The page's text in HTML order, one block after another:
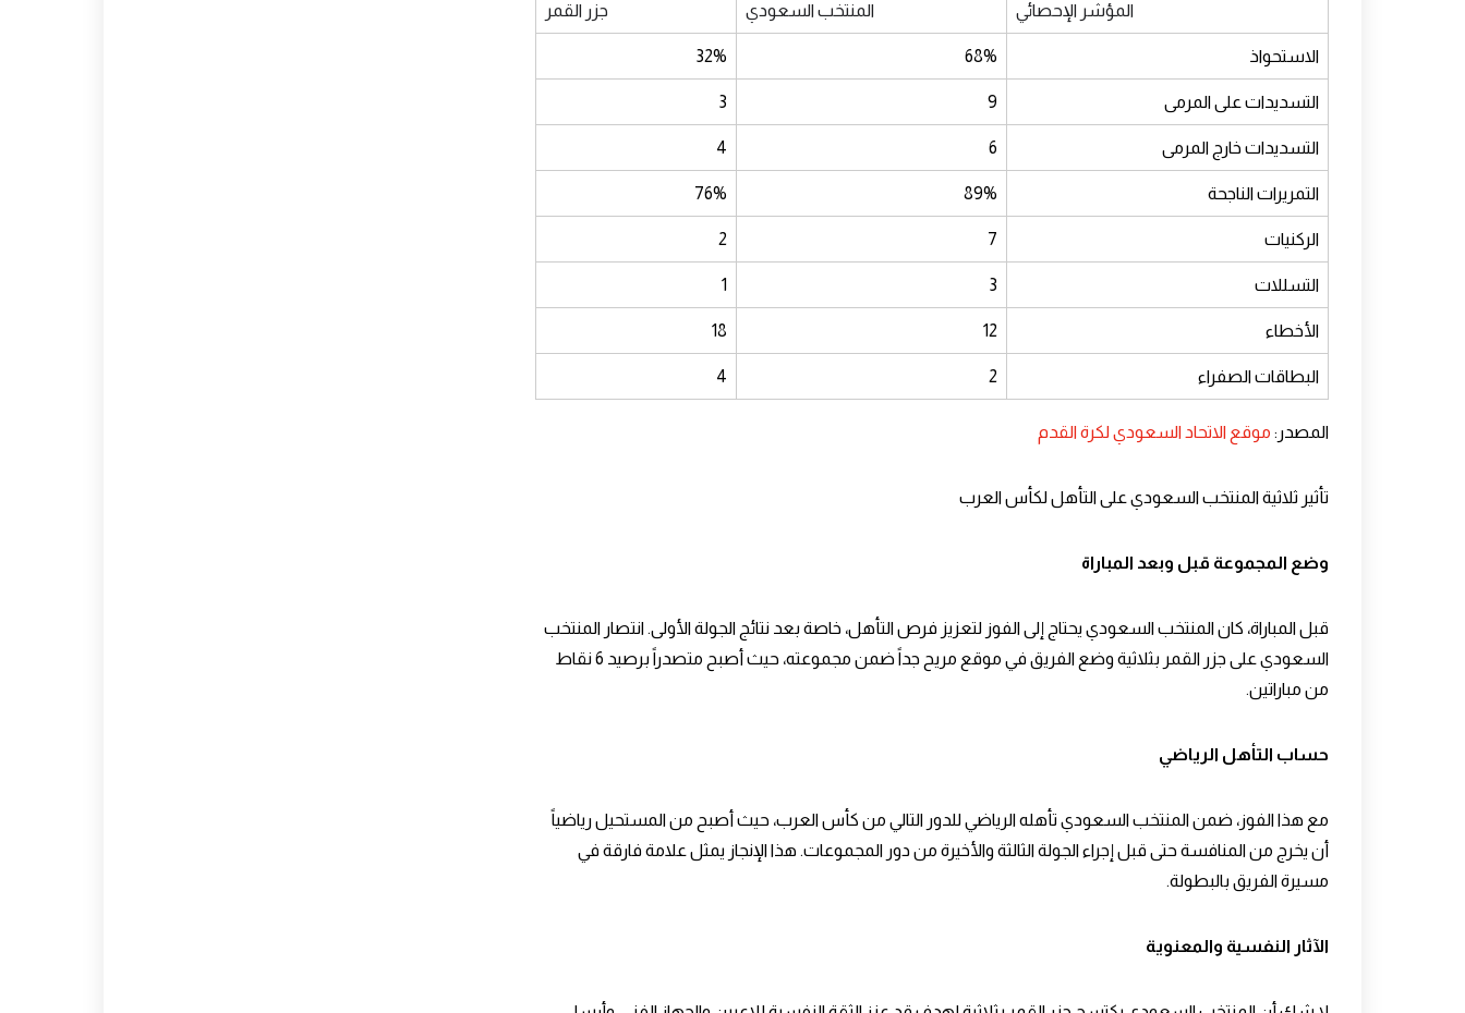
المؤشر الإحصائي المنتخب السعودي جزر القمر
الاستحواذ 68%
32%
التسديدات على المرمى 9
3
التسديدات خارج المرمى 6
4
التمريرات الناجحة 89%
76%
الركنيات 7
2
التسللات 3
1
الأخطاء 12
18
البطاقات الصفراء 2
4
المصدر: موقع الاتحاد السعودي لكرة القدم
تأثير ثلاثية المنتخب السعودي على التأهل لكأس العرب
وضع المجموعة قبل وبعد المباراة
قبل المباراة، كان المنتخب السعودي يحتاج إلى الفوز لتعزيز فرص التأهل، خاصة بعد نتائج الجولة الأولى. انتصار المنتخب
السعودي على جزر القمر بثلاثية
وضع الفريق في موقع مريح جداً ضمن مجموعته، حيث أصبح متصدراً برصيد 6 نقاط
من مباراتين.
حساب التأهل الرياضي
مع هذا الفوز، ضمنالمنتخب السعودي تأهله الرياضي للدور التالي من كأس العرب، حيث أصبح من المستحيل رياضياً
أن يخرج من المنافسة حتى قبل إجراء الجولة الثالثة والأخيرة من دور المجموعات. هذا الإنجاز يمثل علامة فارقة في
مسيرة الفريق بالبطولة.
الآثار النفسية والمعنوية